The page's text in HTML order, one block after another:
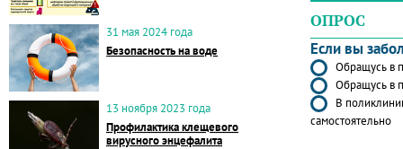
31 мая 2024 года
Безопасность на воде
13 ноября 2023 года
Профилактика клещевого
вирусного энцефалита
ОПРОС
Если вы
Обращусь в
Обращусь в
В
самостоятельно